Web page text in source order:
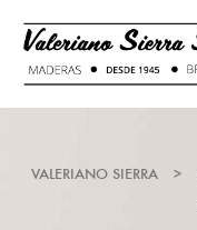
VALERIANO SIERRA >